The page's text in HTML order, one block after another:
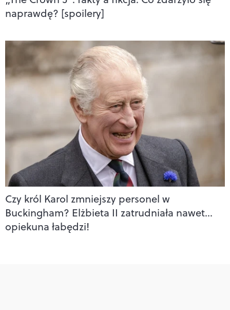
naprawdę? [spoilery]
Czy król Karol zmniejszy personel w
Buckingham? Elżbieta II zatrudniała nawet…
opiekuna łabędzi!